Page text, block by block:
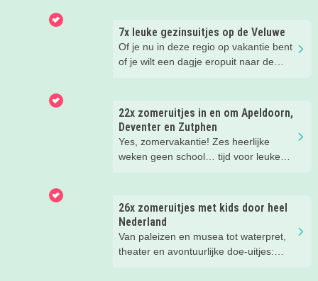
hotspots gaan jullie bezoeken?
7x leuke gezinsuitjes op de Veluwe
Of je nu in deze regio op vakantie bent
of je wilt een dagje eropuit naar de
22x zomeruitjes in en om Apeldoorn,
Deventer en Zutphen
Yes, zomervakantie! Zes heerlijke
weken geen school… tijd voor leuke
Zutphen en de Veluwe. Wij
verzamelden de leukste zomeruitjes
met kinderen voor je.
26x zomeruitjes met kids door heel
Nederland
Van paleizen en musea tot waterpret,
theater en avontuurlijke doe-uitjes: